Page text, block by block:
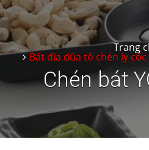
Trang
Bát đĩa đũa tô chén ly
Chén bát